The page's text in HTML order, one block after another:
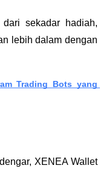
sekadar hadiah,
lebih dalam dengan
Trading Bots yang
XENEA Wallet